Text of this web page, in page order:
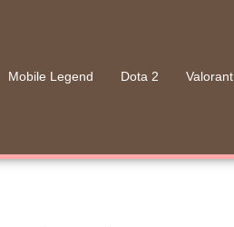
Mobile Legend Dota 2 Valorant